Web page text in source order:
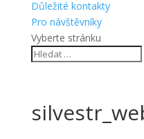
Důležité kontakty
Pro návštěvníky
Vyberte stránku